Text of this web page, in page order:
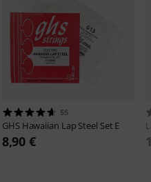
55
GHS Hawaiian Lap Steel Set E
8,90 €